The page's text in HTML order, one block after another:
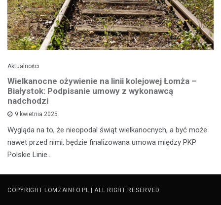
Aktualności
Wielkanocne ożywienie na linii kolejowej Łomża –
Białystok: Podpisanie umowy z wykonawcą
nadchodzi
9 kwietnia 2025
Wygląda na to, że nieopodal świąt wielkanocnych, a być może
nawet przed nimi, będzie finalizowana umowa między PKP
Polskie Linie…
COPYRIGHT LOMZAINFO.PL | ALL RIGHT RESERVED